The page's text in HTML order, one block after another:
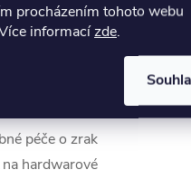
procházením tohoto webu
informacízde.
nitůpro
technologie
1 nit pro
v odvětví
péče o zrak
hardwarové